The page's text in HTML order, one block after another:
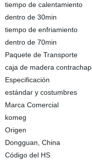
tiempo de calentamiento
dentro de 30min
tiempo de enfriamiento
dentro de 70min
Paquete de Transporte
caja de madera
Especificación
estándar y costumbres
Marca Comercial
komeg
Origen
Dongguan, China
Código del HS